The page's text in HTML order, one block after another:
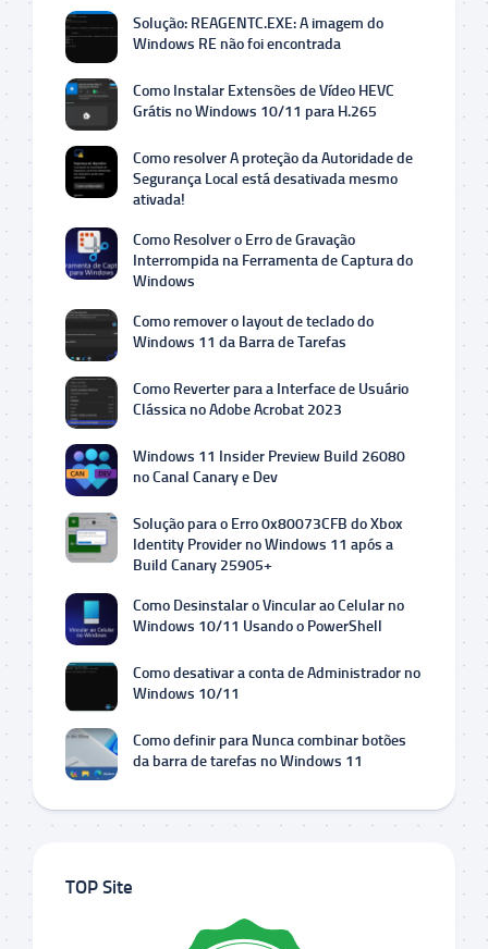
Solução: REAGENTC.EXE: A imagem do
Windows RE não foi encontrada
Como Instalar Extensões de Vídeo HEVC
Grátis no Windows 10/11 para H.265
Como resolver A proteção da Autoridade de
Segurança Local está desativada mesmo
ativada!
Como Resolver o Erro de Gravação
Interrompida na Ferramenta de Captura do
Windows
Como remover o layout de teclado do
Windows 11 da Barra de Tarefas
Como Reverter para a Interface de Usuário
Clássica no Adobe Acrobat 2023
Windows 11 Insider Preview Build 26080
no Canal Canary e Dev
Solução para o Erro 0x80073CFB do Xbox
Identity Provider no Windows 11 após a
Build Canary 25905+
Como Desinstalar o Vincular ao Celular no
Windows 10/11 Usando o PowerShell
Como desativar a conta de Administrador no
Windows 10/11
Como definir para Nunca combinar botões
da barra de tarefas no Windows 11
TOP Site